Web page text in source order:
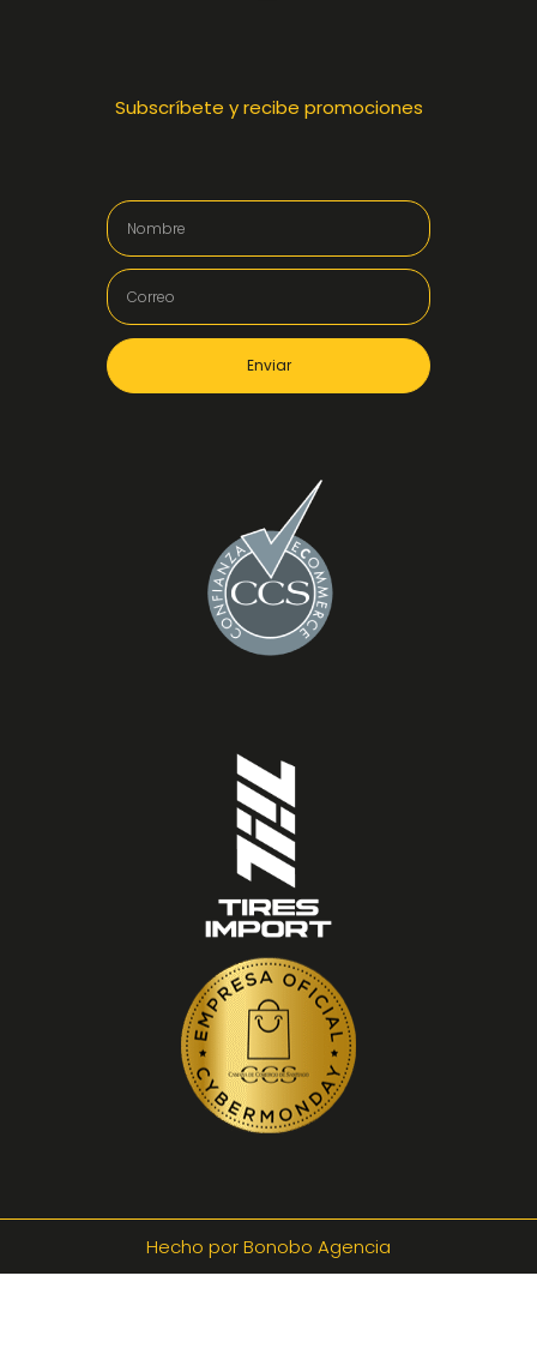
Subscríbete y recibe promociones
Enviar
Hecho por Bonobo Agencia